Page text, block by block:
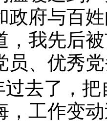
政府与百
，我先后
员、优秀
过去了，
，工作变